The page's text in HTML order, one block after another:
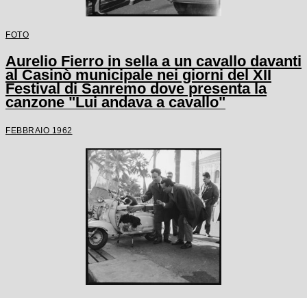
FOTO
Aurelio Fierro in sella a un cavallo davanti
al Casinò municipale nei giorni del XII
Festival di Sanremo dove presenta la
canzone "Lui andava a cavallo"
FEBBRAIO 1962